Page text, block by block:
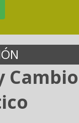
Cambio